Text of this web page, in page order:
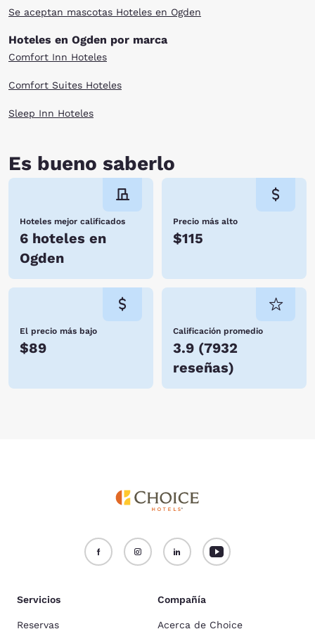
Se aceptan mascotas Hoteles en Ogden
Hoteles en Ogden por marca
Comfort Inn Hoteles
Comfort Suites Hoteles
Sleep Inn Hoteles
Es bueno saberlo
Hoteles mejor calificados
6 hoteles en
Ogden
Precio más alto
$115
El precio más bajo
$89
Calificación promedio
3.9 (7932
reseñas)
Servicios
Reservas
Compañía
Acerca de Choice